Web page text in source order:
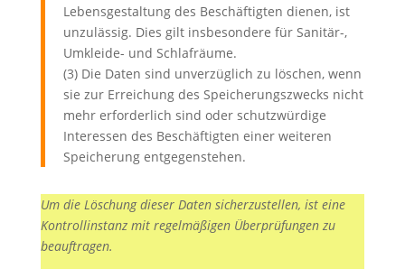
Lebensgestaltung des Beschäftigten dienen, ist
unzulässig. Dies gilt insbesondere für Sanitär-,
Umkleide- und Schlafräume.
(3) Die Daten sind unverzüglich zu löschen, wenn
sie zur Erreichung des Speicherungszwecks nicht
mehr erforderlich sind oder schutzwürdige
Interessen des Beschäftigten einer weiteren
Speicherung entgegenstehen.
Um die Löschung dieser Daten sicherzustellen, ist eine
Kontrollinstanz mit regelmäßigen Überprüfungen zu
beauftragen.